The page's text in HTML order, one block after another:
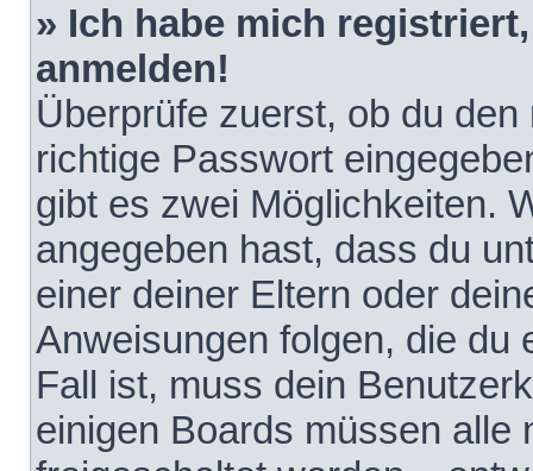
» Ich habe mich
anmelden!
Überprüfe zuerst, ob du
richtige Passwort
gibt es zwei Möglichkeiten.
angegeben hast, dass du
einer deiner Eltern oder
Anweisungen folgen, die du
Fall ist, muss dein
einigen Boards müssen alle